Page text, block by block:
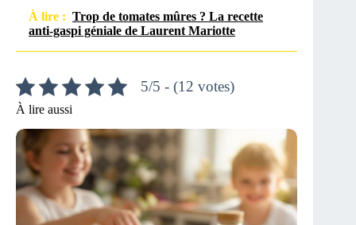
À lire : Trop de tomates mûres ? La recette
anti-gaspi géniale de Laurent Mariotte
5/5 - (12 votes)
À lire aussi